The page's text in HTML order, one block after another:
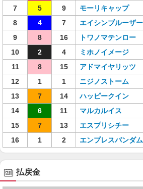
7
5 9 モーリキャップ
8
4 7 エイシンブルーザー
9
8 16 トワノマテンロー
10
2 4 ミホノイメージ
11
8 15 アドマイヤリッツ
12
1 1 ニジノストーム
13
7 14 ハッピークイン
14
6 11 マルカルイス
15
7 13 エスプリシチー
16
1 2 エンプレスバンダム
払戻金